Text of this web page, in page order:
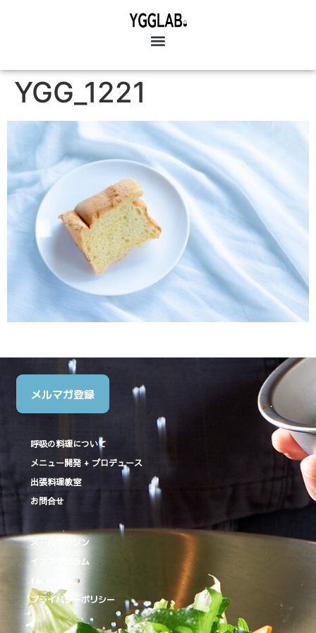
YGG_1221
メルマガ登録
呼吸の料理について
メニュー開発 + プロデュース
出張料理教室
お問合せ
メールマガジン
インスタグラム
facebook
プライバシーポリシー